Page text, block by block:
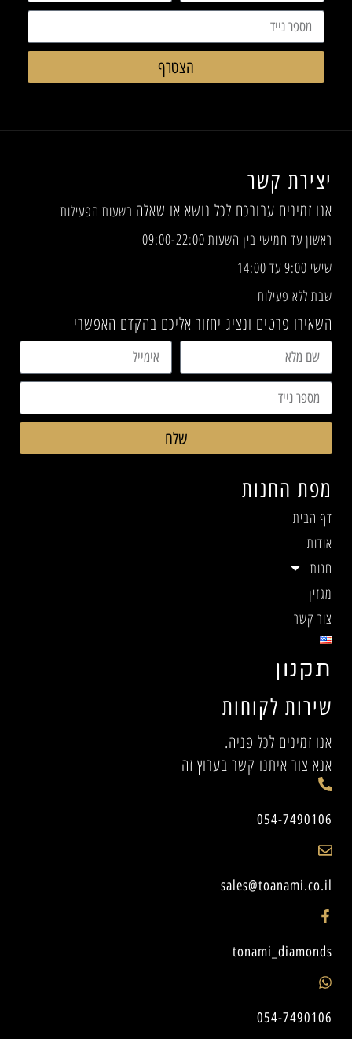
הצטרף
שירות לקוחות
אנו זמינים לכל פניה.
אנא צור איתנו קשר בערוץ זה
054-7490106
sales@toanami.co.il
tonami_diamonds
054-7490106
מפת החנות
דף הבית
אודות
חנות
מגזין
צור קשר
תקנון
יצירת קשר
אנו זמינים עבורכם לכל נושא או שאלה בשעות הפעילות
ראשון עד חמישי בין השעות 09:00-22:00
שישי 9:00 עד 14:00
שבת ללא פעילות
השאירו פרטים ונציג יחזור אליכם בהקדם האפשרי
שלח